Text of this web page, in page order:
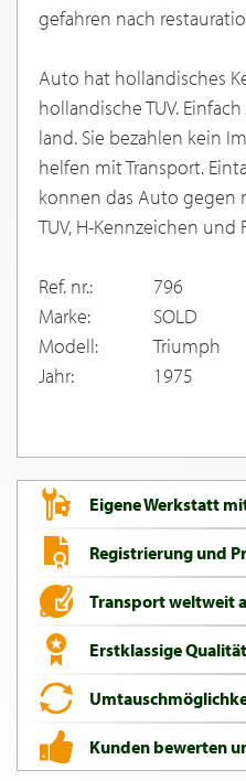
gefahren nach
Auto hat hollandisches
hollandische TUV.
land. Sie bezahlen kein
helfen mit Transport.
konnen das Auto gegen
TUV, H-Kennzeichen und
Ref. nr.:
796
Marke:
SOLD
Modell:
Triumph
Jahr:
1975
Eigene Werkstatt
Registrierung und
Transport weltweit
Erstklassige
Kunden bewerten